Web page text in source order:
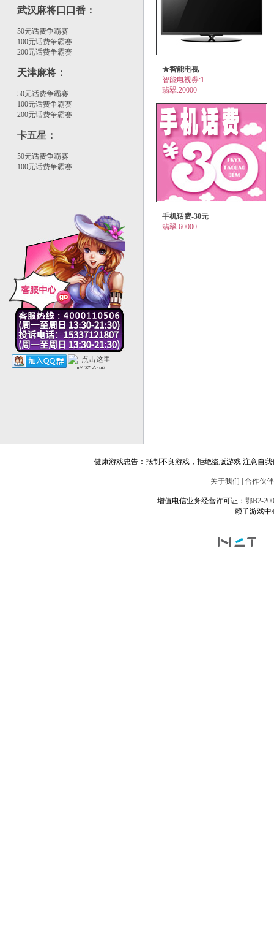
武汉麻将口口番：
50元话费争霸赛
100元话费争霸赛
200元话费争霸赛
天津麻将：
50元话费争霸赛
100元话费争霸赛
200元话费争霸赛
卡五星 ：
50元话费争霸赛
100元话费争霸赛
★智能电视
智能电视券:1
翡翠:20000
手机话费-30元
翡翠:60000
健康游戏忠告：抵制不良游戏，拒绝盗版游戏 注意自
关于我们 合作伙伴
增值电信业务经营许可证： 鄂B2-
赖子游戏中